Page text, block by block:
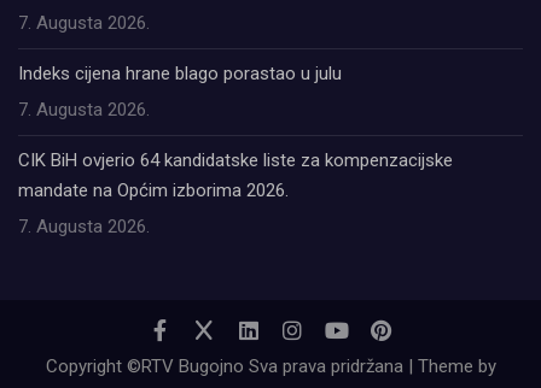
7. Augusta 2026.
Indeks cijena hrane blago porastao u julu
7. Augusta 2026.
CIK BiH ovjerio 64 kandidatske liste za kompenzacijske
mandate na Općim izborima 2026.
7. Augusta 2026.
Copyright ©RTV Bugojno Sva prava pridržana | Theme by